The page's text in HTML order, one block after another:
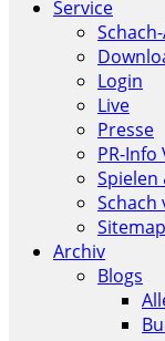
Service
Login
Live
Presse
PR-
Spielen
Schach
Sitemap
Archiv
Blogs